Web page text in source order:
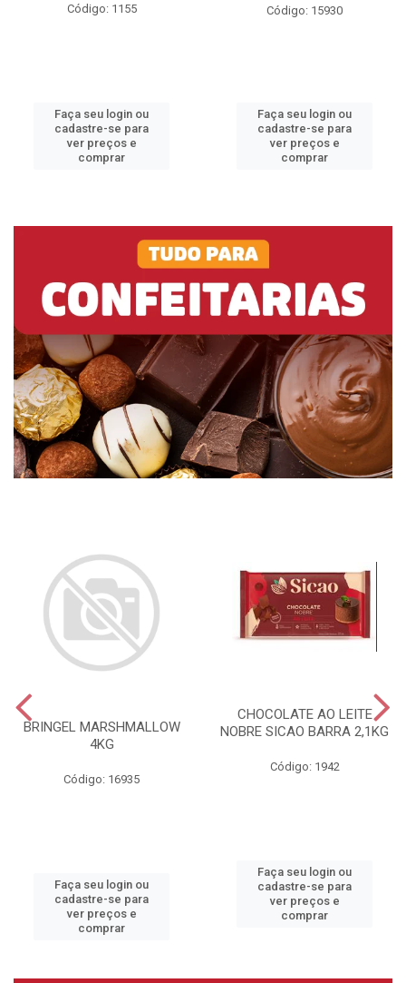
Código: 1155
Faça seu login ou
cadastre-se para
ver preços e
comprar
Código: 15930
Faça seu login ou
cadastre-se para
ver preços e
comprar
BRINGEL MARSHMALLOW
4KG
Código: 16935
Faça seu login ou
cadastre-se para
ver preços e
comprar
CHOCOLATE AO LEITE
NOBRE SICAO BARRA 2,1KG
Código: 1942
Faça seu login ou
cadastre-se para
ver preços e
comprar